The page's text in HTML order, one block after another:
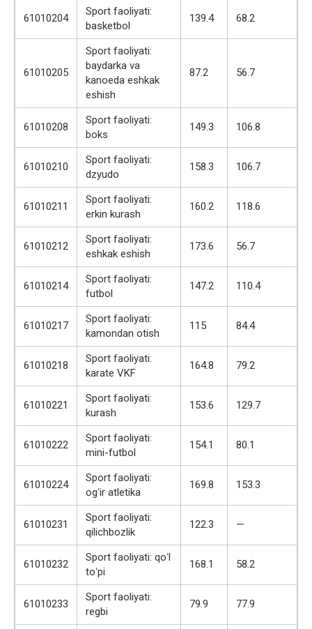
61010204
Sport faoliyati:
basketbol
139.4 68.2
61010205
Sport faoliyati:
baydarka va
kanoeda eshkak
eshish
87.2 56.7
61010208
Sport faoliyati:
boks
149.3 106.8
61010210
Sport faoliyati:
dzyudo
158.3 106.7
61010211
Sport faoliyati:
erkin kurash
160.2 118.6
61010212
Sport faoliyati:
eshkak eshish
173.6 56.7
61010214
Sport faoliyati:
futbol
147.2 110.4
61010217
Sport faoliyati:
kamondan otish
115 84.4
61010218
Sport faoliyati:
karate VKF
164.8 79.2
61010221
Sport faoliyati:
kurash
153.6 129.7
61010222
Sport faoliyati:
mini-futbol
154.1 80.1
61010224
Sport faoliyati:
ogʻir atletika
169.8 153.3
61010231
Sport faoliyati:
qilichbozlik
122.3 —
61010232
Sport faoliyati: qoʻl
toʻpi
168.1 58.2
61010233
Sport faoliyati:
regbi
79.9 77.9